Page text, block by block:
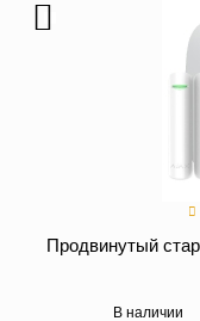
Продвинутый
В наличии